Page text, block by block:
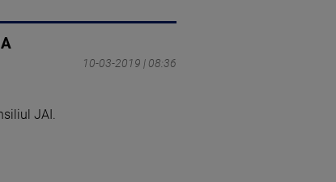
10-03-2019 | 08:36
JAI.